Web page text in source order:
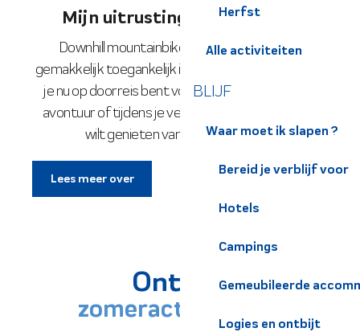
Herfst
Alle activiteiten
BLIJF
Waar moet ik slapen ?
Bereid je verblijf voor
Hotels
Campings
Gemeubileerde
Logies en ontbijt
Mijn uitrusting huren
Downhill mountainbikeverhuur is
gemakkelijk toegankelijk in onze regio.Of
je nu op doorreis bent voor een dagje
avontuur of tijdens je verblijf optimaal
wilt genieten van onze...
Lees meer over
Ontdek
zomeractiviteiten